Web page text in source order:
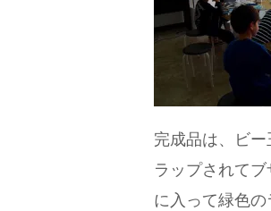
完成品は、ビ
ラップされて
に入って緑色の